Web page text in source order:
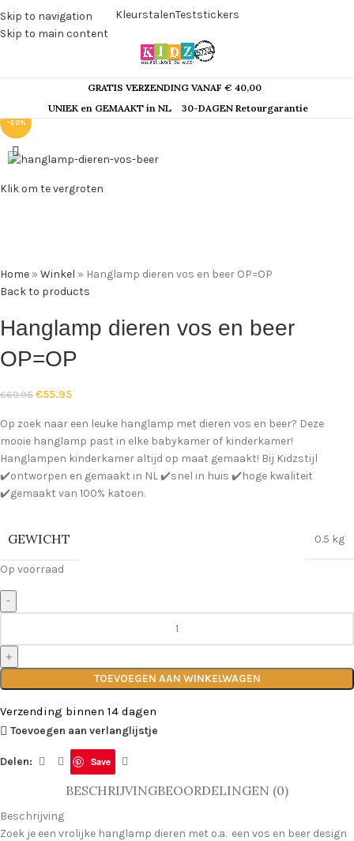
Skip to navigation
Skip to main content
KleurstalenTeststickers
GRATIS VERZENDING VANAF € 40,00
UNIEK en GEMAAKT in NL
30-DAGEN Retourgarantie
-20%
Klik om te vergroten
Home » Winkel » Hanglamp dieren vos en beer OP=OP
Back to products
Hanglamp dieren vos en beer
OP=OP
€69.95 €55.95
Op zoek naar een leuke hanglamp met dieren vos en beer? Deze
mooie hanglamp past in elke babykamer of kinderkamer!
Hanglampen kinderkamer altijd op maat gemaakt! Bij Kidzstijl
✔️ontworpen en gemaakt in NL ✔️snel in huis ✔️hoge kwaliteit
✔️gemaakt van 100% katoen.
GEWICHT 0.5 kg
Op voorraad
TOEVOEGEN AAN WINKELWAGEN
Verzending binnen 14 dagen
Toevoegen aan verlanglijstje
Delen: Save
BESCHRIJVINGBEOORDELINGEN (0)
Beschrijving
Zoek je een vrolijke hanglamp dieren met o.a. een vos en beer design